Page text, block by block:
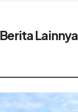
Berita Lainnya